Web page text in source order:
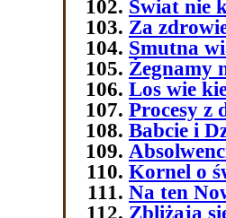
Świat nie
Za
Smutna
Żegnamy
Los wie
Procesy z
Babcie i
Kornel o
Na ten
Zbliżają